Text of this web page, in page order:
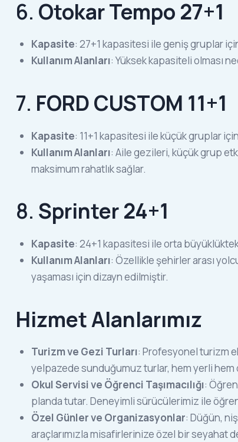
6. Otokar Tempo 27+1
Kapasite: 27+1 kapasitesi ile geniş gruplar
Kullanım Alanları: Yüksek kapasiteli olması
7. FORD CUSTOM 11+1
Kapasite: 11+1 kapasitesi ile küçük gruplar
Kullanım Alanları: Aile gezileri, küçük grup
maksimum rahatlık sağlar.
8. Sprinter 24+1
Kapasite: 24+1 kapasitesi ile orta
Kullanım Alanları: Özellikle şehirler arası
yaşaması için dizayn edilmiştir.
Hizmet Alanlarımız
Turizm ve Gezi Turları: Profesyonel turizm
yelpazede sunduğumuz turlar, hem yerli hem
Okul Servisi ve Öğrenci Taşımacılığı:
planda tutar. Deneyimli sürücülerimiz ile
Özel Günler ve Organizasyonlar: Düğün,
araçlarımızla misafirlerinize özel bir seyahat